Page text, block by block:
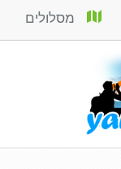
מסלולים